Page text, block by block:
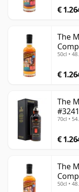
€
The
jaar
50cl •
€
The
70cl •
€
The
jaar
50cl •